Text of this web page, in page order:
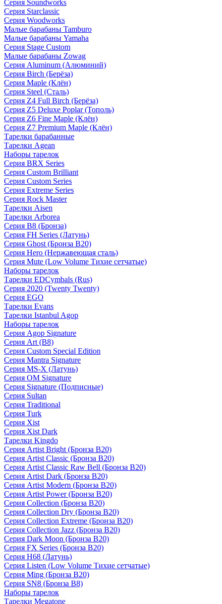
Серия Soundworks
Серия Starclassic
Серия Woodworks
Малые барабаны Tamburo
Малые барабаны Yamaha
Серия Stage Custom
Малые барабаны Zowag
Серия Aluminum (Алюминий)
Серия Birch (Берёза)
Серия Maple (Клён)
Серия Steel (Сталь)
Серия Z4 Full Birch (Берёза)
Серия Z5 Deluxe Poplar (Тополь)
Серия Z6 Fine Maple (Клён)
Серия Z7 Premium Maple (Клён)
Тарелки барабанные
Тарелки Agean
Наборы тарелок
Серия BRX Series
Серия Custom Brilliant
Серия Custom Series
Серия Extreme Series
Серия Rock Master
Тарелки Aisen
Тарелки Arborea
Серия B8 (Бронза)
Серия FH Series (Латунь)
Серия Ghost (Бронза B20)
Серия Hero (Нержавеющая сталь)
Серия Mute (Low Volume Тихие сетчатые)
Наборы тарелок
Тарелки EDCymbals (Rus)
Серия 2020 (Twenty Twenty)
Серия EGO
Тарелки Evans
Тарелки Istanbul Agop
Наборы тарелок
Серия Agop Signature
Серия Art (B8)
Серия Custom Special Edition
Серия Mantra Signature
Серия MS-X (Латунь)
Серия OM Signature
Серия Signature (Подписные)
Серия Sultan
Серия Traditional
Серия Turk
Серия Xist
Серия Xist Dark
Тарелки Kingdo
Серия Artist Bright (Бронза B20)
Серия Artist Classic (Бронза B20)
Серия Artist Classic Raw Bell (Бронза B20)
Серия Artist Dark (Бронза B20)
Серия Artist Modern (Бронза B20)
Серия Artist Power (Бронза B20)
Серия Collection (Бронза B20)
Серия Collection Dry (Бронза B20)
Серия Collection Extreme (Бронза B20)
Серия Collection Jazz (Бронза B20)
Серия Dark Moon (Бронза B20)
Серия FX Series (Бронза B20)
Серия H68 (Латунь)
Серия Listen (Low Volume Тихие сетчатые)
Серия Ming (Бронза B20)
Серия SN8 (Бронза B8)
Наборы тарелок
Тарелки Megatone